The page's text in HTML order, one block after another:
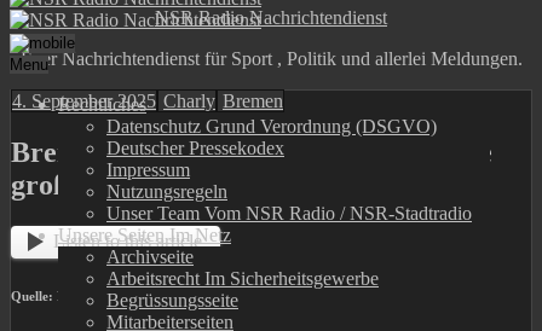
Menu
Rechtliches
Datenschutz Grund Verordnung (DSGVO)
Deutscher Pressekodex
Impressum
Nutzungsregeln
Unser Team Vom NSR Radio / NSR-Stadtradio
Unsere Seiten Im Netz
Archivseite
Arbeitsrecht Im Sicherheitsgewerbe
Begrüssungsseite
Mitarbeiterseiten
NSR Radio Nachrichtendienst
Euer Nachrichtendienst für Sport , Politik und allerlei Meldungen.
4. September 2025 Charly Bremen
Bremen will Wasserpest im Werdersee
großflächig abmähen
Listen to this article
Quelle: Pressestelle des Bremer Senats